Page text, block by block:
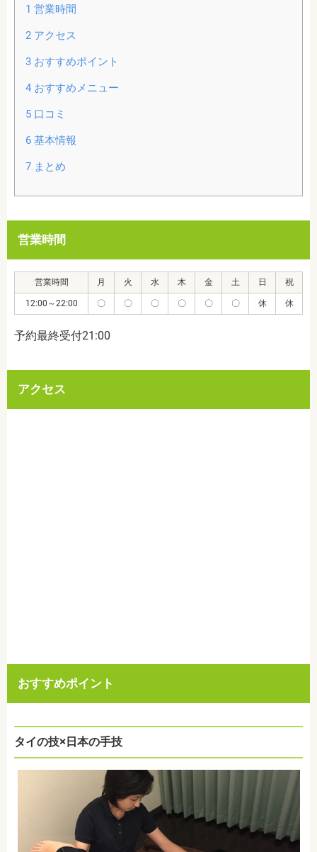
1 営業時間
2アクセス
3おすすめポイント
4おすすめメニュー
5口コミ
6基本情報
7まとめ
営業時間
営業時間 月 火 水 木 金 土 日 祝
12:00～22:00 〇 〇 〇 〇 〇 〇 休 休
予約最終受付21:00
アクセス
おすすめポイント
タイの技×日本の手技